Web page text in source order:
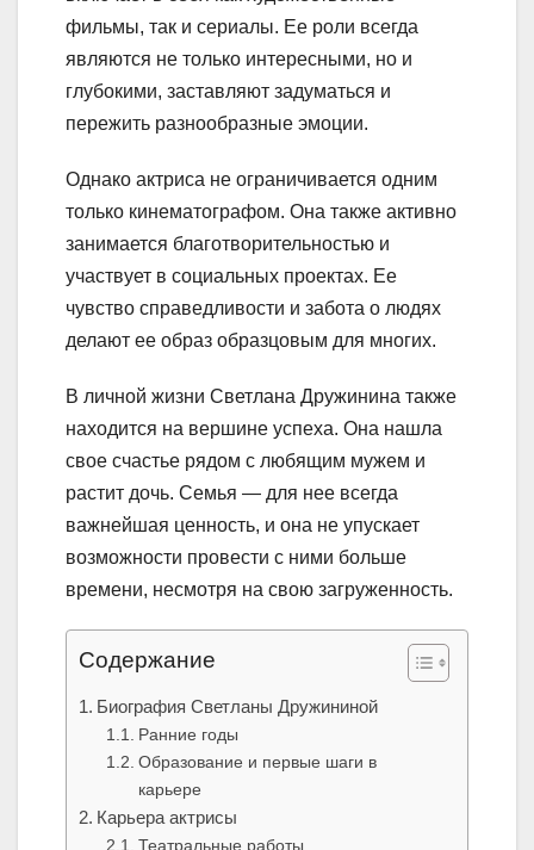
фильмы, так и сериалы. Ее роли всегда
являются не только интересными, но и
глубокими, заставляют задуматься и
пережить разнообразные эмоции.
Однако актриса не ограничивается одним
только кинематографом. Она также активно
занимается благотворительностью и
участвует в социальных проектах. Ее
чувство справедливости и забота о людях
делают ее образ образцовым для многих.
В личной жизни Светлана Дружинина также
находится на вершине успеха. Она нашла
свое счастье рядом с любящим мужем и
растит дочь. Семья — для нее всегда
важнейшая ценность, и она не упускает
возможности провести с ними больше
времени, несмотря на свою загруженность.
Содержание
Биография Светланы Дружининой
Ранние годы
Образование и первые шаги в
карьере
Карьера актрисы
Театральные работы